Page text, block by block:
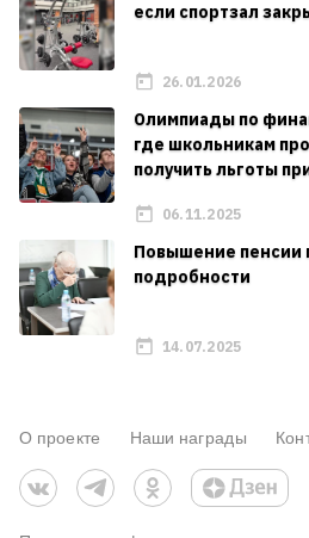
если спортзал
26.01.2026
Олимпиады по
где школьникам
получить льготы
06.11.2025
Повышение пенсии
подробности
14.07.2025
О проекте Наши награды